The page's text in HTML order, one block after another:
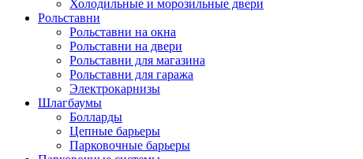
Холодильные и морозильные двери
Рольставни
Рольставни на окна
Рольставни на двери
Рольставни для магазина
Рольставни для гаража
Электрокарнизы
Шлагбаумы
Болларды
Цепные барьеры
Парковочные барьеры